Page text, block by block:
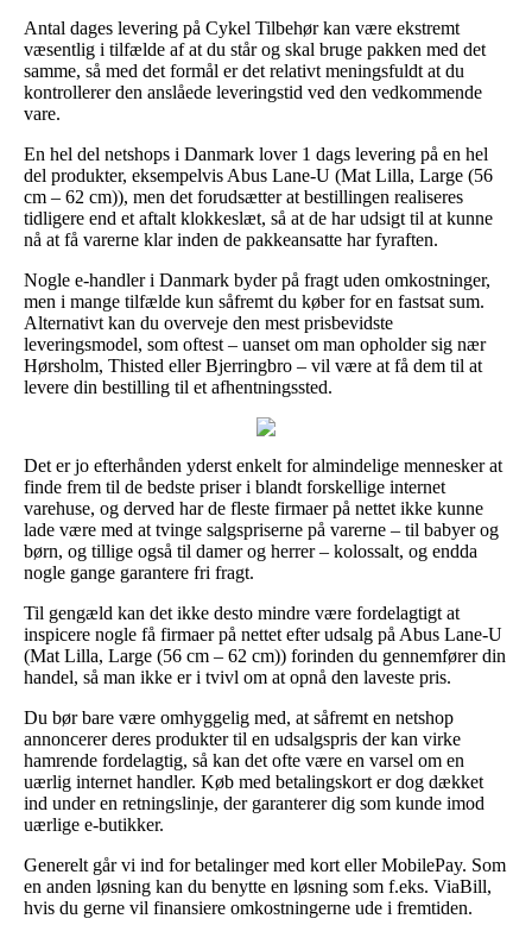
Antal dages levering på Cykel Tilbehør kan være ekstremt
væsentlig i tilfælde af at du står og skal bruge pakken med det
samme, så med det formål er det relativt meningsfuldt at du
kontrollerer den anslåede leveringstid ved den vedkommende
vare.
En hel del netshops i Danmark lover 1 dags levering på en hel
del produkter, eksempelvis Abus Lane-U (Mat Lilla, Large (56
cm – 62 cm)), men det forudsætter at bestillingen realiseres
tidligere end et aftalt klokkeslæt, så at de har udsigt til at kunne
nå at få varerne klar inden de pakkeansatte har fyraften.
Nogle e-handler i Danmark byder på fragt uden omkostninger,
men i mange tilfælde kun såfremt du køber for en fastsat sum.
Alternativt kan du overveje den mest prisbevidste
leveringsmodel, som oftest – uanset om man opholder sig nær
Hørsholm, Thisted eller Bjerringbro – vil være at få dem til at
levere din bestilling til et afhentningssted.
Det er jo efterhånden yderst enkelt for almindelige mennesker at
finde frem til de bedste priser i blandt forskellige internet
varehuse, og derved har de fleste firmaer på nettet ikke kunne
lade være med at tvinge salgspriserne på varerne – til babyer og
børn, og tillige også til damer og herrer – kolossalt, og endda
nogle gange garantere fri fragt.
Til gengæld kan det ikke desto mindre være fordelagtigt at
inspicere nogle få firmaer på nettet efter udsalg på Abus Lane-U
(Mat Lilla, Large (56 cm – 62 cm)) forinden du gennemfører din
handel, så man ikke er i tvivl om at opnå den laveste pris.
Du bør bare være omhyggelig med, at såfremt en netshop
annoncerer deres produkter til en udsalgspris der kan virke
hamrende fordelagtig, så kan det ofte være en varsel om en
uærlig internet handler. Køb med betalingskort er dog dækket
ind under en retningslinje, der garanterer dig som kunde imod
uærlige e-butikker.
Generelt går vi ind for betalinger med kort eller MobilePay. Som
en anden løsning kan du benytte en løsning som f.eks. ViaBill,
hvis du gerne vil finansiere omkostningerne ude i fremtiden.